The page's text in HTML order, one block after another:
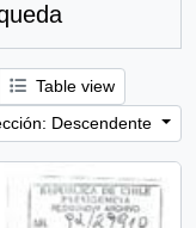
Table view
Descendente